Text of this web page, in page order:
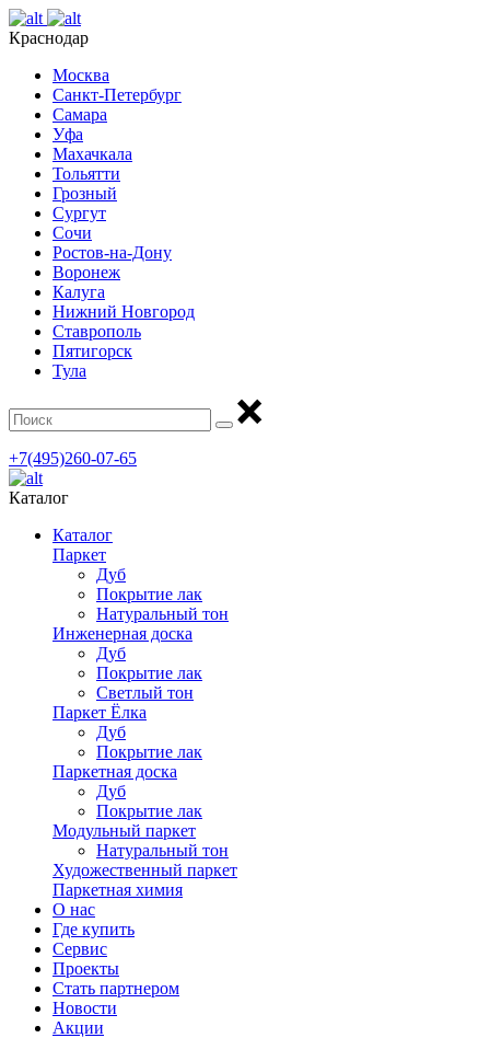
Краснодар
Москва
Санкт-Петербург
Самара
Уфа
Махачкала
Тольятти
Грозный
Сургут
Сочи
Ростов-на-Дону
Воронеж
Калуга
Нижний Новгород
Ставрополь
Пятигорск
Тула
+7(495)260-07-65
Каталог
Каталог
Паркет
Дуб
Покрытие лак
Натуральный тон
Инженерная доска
Дуб
Покрытие лак
Светлый тон
Паркет Ёлка
Дуб
Покрытие лак
Паркетная доска
Дуб
Покрытие лак
Модульный паркет
Натуральный тон
Художественный паркет
Паркетная химия
О нас
Где купить
Сервис
Проекты
Стать партнером
Новости
Акции